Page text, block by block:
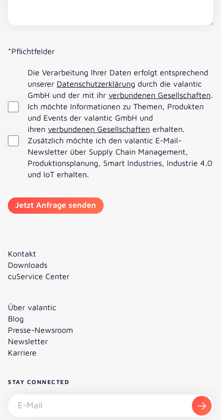
*Pflichtfelder
Die Verarbeitung Ihrer Daten erfolgt entsprechend
unserer Datenschutzerklärung durch die valantic
GmbH und der mit ihr verbundenen Gesellschaften.
Ich möchte Informationen zu Themen, Produkten
und Events der valantic GmbH und
ihren verbundenen Gesellschaften erhalten.
Zusätzlich möchte ich den valantic E-Mail-
Newsletter über Supply Chain Management,
Produktionsplanung, Smart Industries, Industrie 4.0
und IoT erhalten.
Kontakt
Downloads
cuService Center
Über valantic
Blog
Presse-Newsroom
Newsletter
Karriere
STAY CONNECTED